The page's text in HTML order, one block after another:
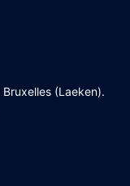
(Laeken).